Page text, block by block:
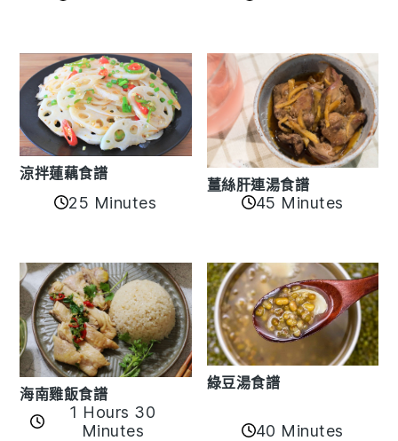
涼拌蓮藕食譜
25 Minutes
薑絲肝連湯食譜
45 Minutes
海南雞飯食譜
1 Hours 30
Minutes
綠豆湯食譜
40 Minutes